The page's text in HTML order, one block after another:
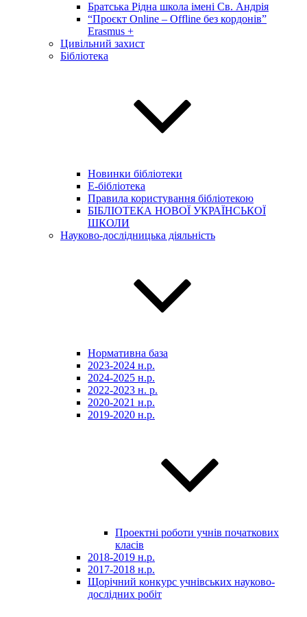
Братська Рідна школа імені Св. Андрія
“Проєкт Online – Offline без кордонів”
Erasmus +
Цивільний захист
Бібліотека
Новинки бібліотеки
E-бібліотека
Правила користування бібліотекою
БІБЛІОТЕКА НОВОЇ УКРАЇНСЬКОЇ
ШКОЛИ
Науково-дослідницька діяльність
Нормативна база
2023-2024 н.р.
2024-2025 н.р.
2022-2023 н. р.
2020-2021 н.р.
2019-2020 н.р.
Проектні роботи учнів початкових
класів
2018-2019 н.р.
2017-2018 н.р.
Щорічний конкурс учнівських науково-
дослідних робіт